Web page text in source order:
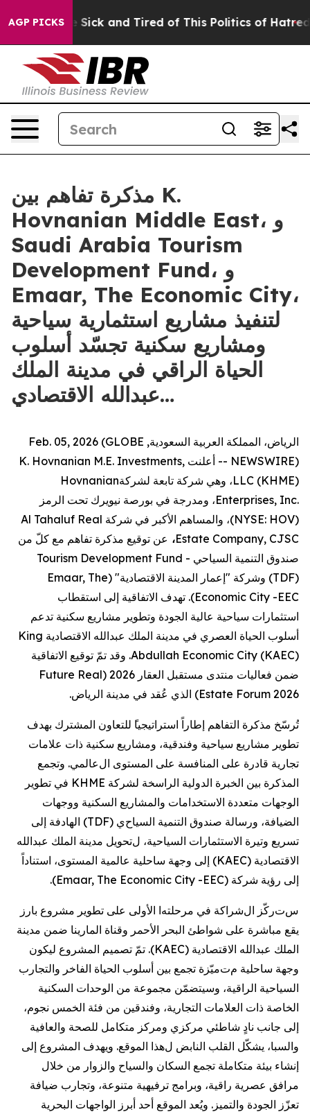
AGP PICKS
Are Sick and Tired of This Politics of Hatred” The
مذكرة تفاهم بين K.
Hovnanian Middle East، و
Saudi Arabia Tourism
Development Fund، و
Emaar, The Economic City،
لتنفيذ مشاريع استثمارية سياحية
ومشاريع سكنية تجسّد أسلوب
الحياة الراقي في مدينة الملك
عبدالله الاقتصادي…
الرياض، المملكة العربية السعودية, Feb. 05, 2026 (GLOBE
NEWSWIRE) --
أعلنت K. Hovnanian M.E. Investments,
LLC (KHME)، وهي شركة تابعة لشركةHovnanian
Enterprises, Inc.، ومدرجة في بورصة نيويرك تحت الرمز
(
NYSE: HOV)، والمساهم الأكبر في شركة Al Tahaluf Real
Estate Company, CJSC، عن توقيع مذكرة تفاهم مع كلّ من
صندوق التنمية السياحي Tourism Development Fund -
TDF)) وشركة "إعمار المدينة الاقتصادية" (Emaar, The
Economic City -EEC). تهدف الاتفاقية إلى استقطاب
استثمارات سياحية عالية الجودة وتطوير مشاريع سكنية تدعم
أسلوب الحياة العصري في مدينة الملك عبدالله الاقتصادية King
Abdullah Economic City (KAEC). وقد تمّ توقيع الاتفاقية
ضمن فعاليات منتدى مستقبل العقار 2026 (
Future Real
Estate Forum 2026) الذي عُقد في مدينة الرياض.
تُرسّخ مذكرة التفاهم إطار اً استراتيجيا للتعاون المشترك بهدف
تطوير مشاريع سياحية وفندقية، ومشاريع سكنية ذات علامات
تجارية قادرة على المنافسة على المستوى العالمي. وتجمع
المذكرة بين الخبرة الدولية الراسخة لشركة KHME في تطوير
الوجهات متعددة الاستخدامات والمشاريع السكنية ووجهات
الضيافة، ورسالة صندوق التنمية السياحي (TDF) الهادفة إلى
تسريع وتيرة الاستثمارات السياحية، لتحويل مدينة الملك عبدالله
الاقتصادية (
KAEC
) إلى وجهة ساحلية عالمية المستوى، استناداً
إلى رؤية شركة (Emaar, The Economic City -EEC
)
.
ستركّز الشراكة في مرحلتها الأولى على تطوير مشروع بارز
يقع مباشرة على شواطئ البحر الأحمر وقناة المارينا ضمن مدينة
الملك عبدالله الاقتصادية (
KAEC
)
. تمّ تصميم المشروع ليكون
وجهة ساحلية متميّزة تجمع بين أسلوب الحياة الفاخر والتجارب
السياحية الراقية، وسيتضمّن مجموعة من الوحدات السكنية
الخاصة ذات العلامات التجارية، وفندقين من فئة الخمس نجوم،
إلى جانب نادٍ شاطئي مركزي ومركز متكامل للصحة والعافية
والسبا، يشكّل القلب النابض لهذا الموقع. ويهدف المشروع إلى
إنشاء بيئة متكاملة تجمع السكان والسياح والزوار من خلال
مرافق عصرية راقية، وبرامج ترفيهية متنوعة، وتجارب ضيافة
تعزّز الجودة والتميز. ويُعد الموقع أحد أبرز الواجهات البحرية